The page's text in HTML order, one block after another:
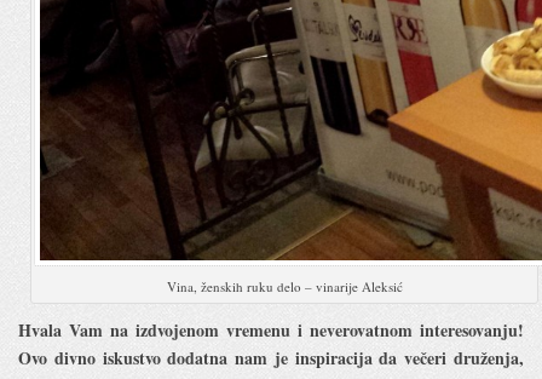
Vina, ženskih ruku delo – vinarije Aleksić
Hvala Vam na izdvojenom vremenu i neverovatnom interesovanju!
Ovo divno iskustvo dodatna nam je inspiracija da večeri druženja,